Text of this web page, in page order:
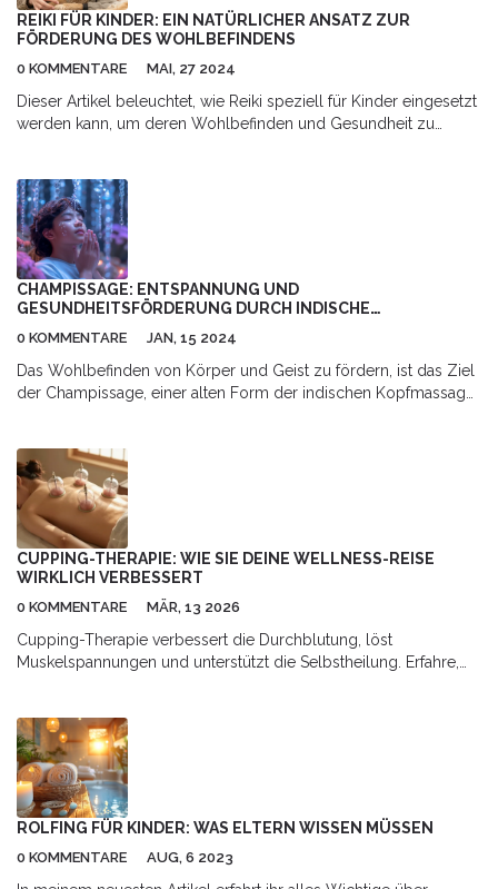
REIKI FÜR KINDER: EIN NATÜRLICHER ANSATZ ZUR
FÖRDERUNG DES WOHLBEFINDENS
0 KOMMENTARE MAI, 27 2024
Dieser Artikel beleuchtet, wie Reiki speziell für Kinder eingesetzt
werden kann, um deren Wohlbefinden und Gesundheit zu
Zusätzlich werden Tipps gegeben, wie Eltern Reiki in den Alltag
integrieren können.
CHAMPISSAGE: ENTSPANNUNG UND
GESUNDHEITSFÖRDERUNG DURCH INDISCHE
0 KOMMENTARE JAN, 15 2024
Das Wohlbefinden von Körper und Geist zu fördern, ist das Ziel
der Champissage, einer alten Form der indischen Kopfmassage.
im Wellnessbereich. Champissage bietet eine Reihe von
Vorteilen, die von Stressabbau bis zur Verbesserung der
Kopfhautgesundheit reichen können. In diesem Artikel erkunden
wir die Ursprünge, die besonderen Techniken und die
potenziellen gesundheitlichen Vorteile von Champissage.
CUPPING-THERAPIE: WIE SIE DEINE WELLNESS-REISE
WIRKLICH VERBESSERT
0 KOMMENTARE MÄR, 13 2026
Cupping-Therapie verbessert die Durchblutung, löst
Muskelspannungen und unterstützt die Selbstheilung. Erfahre,
ROLFING FÜR KINDER: WAS ELTERN WISSEN MÜSSEN
0 KOMMENTARE AUG, 6 2023